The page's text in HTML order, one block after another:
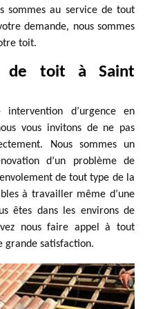
sommes au service de tout
demande, nous sommes
toit.
de toit à Saint
d’urgence en
vous invitons de ne pas
Nous sommes un
d’un problème de
de tout type de la
à travailler même d’une
êtes dans les environs de
nous faire appel à tout
grande satisfaction.